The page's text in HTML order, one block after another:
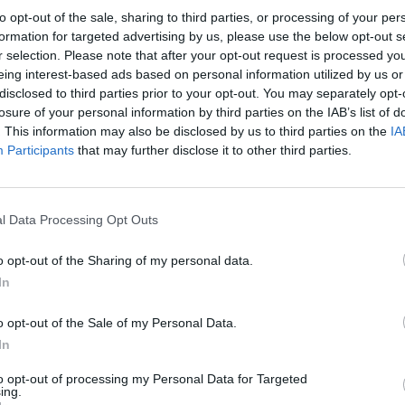
opt-out of the sale, sharing to third parties, or processing of your
for targeted advertising by us, please use the below opt-out
selection. Please note that after your opt-out request is processed
interest-based ads based on personal information utilized by us
to third parties prior to your opt-out. You may separately
of your personal information by third parties on the IAB’s list of
This information may also be disclosed by us to third parties on the
Participants that may further disclose it to other third parties.
Data Processing Opt Outs
opt-out of the Sharing of my personal data.
opt-out of the Sale of my Personal Data.
opt-out of processing my Personal Data for Targeted
when needed
Coordinating office activities and operations to secure
Preparing presentations/ proposals as assigned
Tracking stocks of office supplies and placing orders
Απαραίτητα Προσόντα
2 year of relevant professional experience
Excellent command of English language, both written
Strong interpersonal and communications skills,
Confidentiality and discretion
Παροχές